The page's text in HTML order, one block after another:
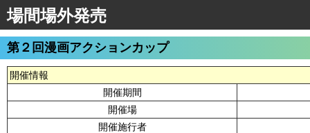
場間場外発売
第２回漫画アクションカップ
開催情報
開催期間
開催場
開催施行者